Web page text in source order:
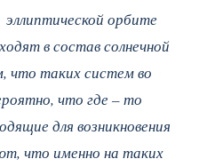
орбите
в состав солнечной
что таких систем во
что где – то
для возникновения
что именно на таких